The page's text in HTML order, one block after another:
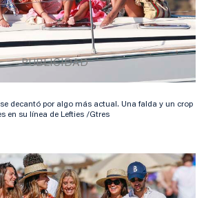
decantó por algo más actual. Una falda y un crop
en su línea de Lefties /Gtres